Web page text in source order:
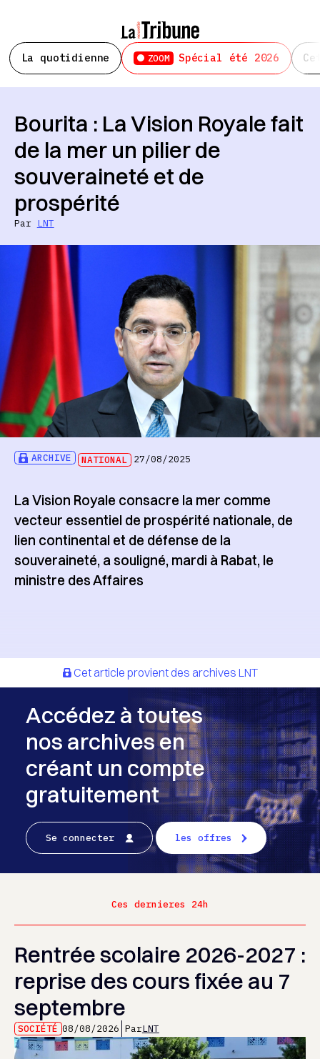
La quotidienne ZOOM Spécial été 2026
ARCHIVE NATIONAL 27/08/2025
Bourita : La Vision Royale fait
de la mer un pilier de
souveraineté et de
prospérité
Par LNT
La Vision Royale consacre la mer comme
vecteur essentiel de prospérité nationale, de
lien continental et de défense de la
souveraineté, a souligné, mardi à Rabat, le
ministre des Affaires
Cet article provient des archives LNT
Accédez à toutes
nos archives en
créant un compte
gratuitement
Se connecter les offres
Ces dernieres 24h
Rentrée scolaire 2026-2027 :
reprise des cours fixée au 7
septembre
SOCIÉTÉ 08/08/2026 ParLNT